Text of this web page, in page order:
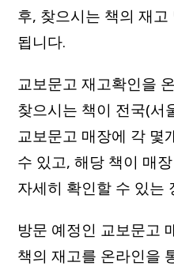
후, 찾으시는 책의 재
됩니다.
교보문고 재고확인을
찾으시는 책이 전국(서
교보문고 매장에 각 몇
수 있고, 해당 책이 매
자세히 확인할 수 있는
방문 예정인 교보문고
책의 재고를 온라인을